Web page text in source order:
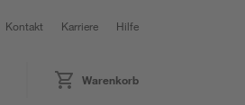
Kontakt Karriere Hilfe
Warenkorb